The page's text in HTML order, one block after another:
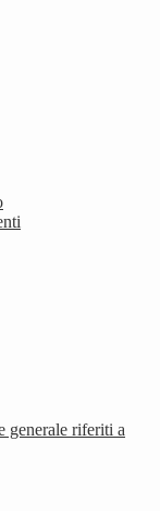
generale riferiti a